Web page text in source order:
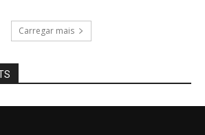
Carregar mais